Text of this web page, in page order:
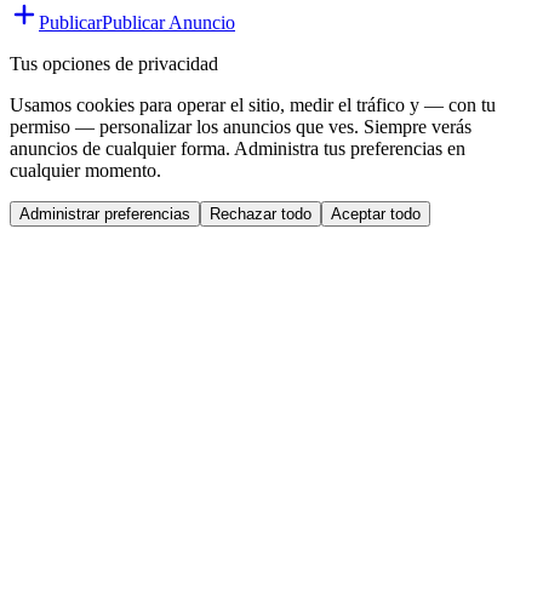
PublicarPublicar Anuncio
Tus opciones de privacidad
Usamos cookies para operar el sitio, medir el tráfico y — con tu
permiso — personalizar los anuncios que ves. Siempre verás
anuncios de cualquier forma. Administra tus preferencias en
cualquier momento.
Administrar preferencias Rechazar todo Aceptar todo